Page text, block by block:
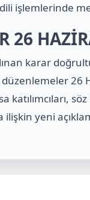
işlemlerinde
26
karar
26
katılımcıları,
ilişkin yeni